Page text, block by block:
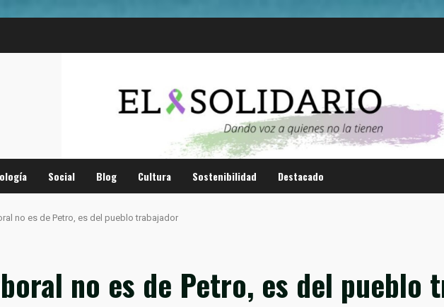
Social Blog Cultura Sostenibilidad Destacado
no es de Petro, es del pueblo trabajador
no es de Petro, es del pueblo